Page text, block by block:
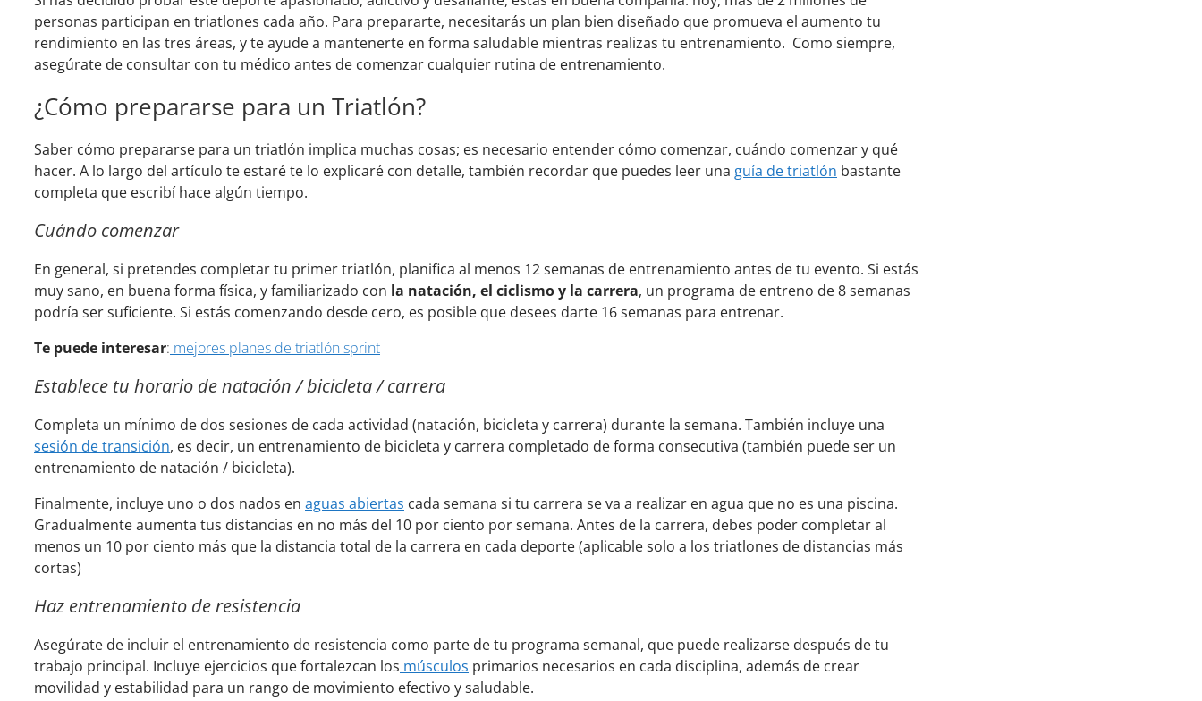
personas participan en triatlones cada año. Para prepararte, necesitarás un plan bien diseñado que promueva el aumento tu
rendimiento en las tres áreas, y te ayude a mantenerte en forma saludable mientras realizas tu entrenamiento. Como siempre,
asegúrate de consultar con tu médico antes de comenzar cualquier rutina de entrenamiento.
¿Cómo prepararse para un Triatlón?
Saber cómo prepararse para un triatlón implica muchas cosas; es necesario entender cómo comenzar, cuándo comenzar y qué
hacer. A lo largo del artículo te estaré te lo explicaré con detalle, también recordar que puedes leer una guía de triatlón bastante
completa que escribí hace algún tiempo.
Cuándo comenzar
En general, si pretendes completar tu primer triatlón, planifica al menos 12 semanas de entrenamiento antes de tu evento. Si estás
muy sano, en buena forma física, y familiarizado con la natación, el ciclismo y la carrera, un programa de entreno de 8 semanas
podría ser suficiente. Si estás comenzando desde cero, es posible que desees darte 16 semanas para entrenar.
Te puede interesar: mejores planes de triatlón sprint
Establece tu horario de natación / bicicleta / carrera
Completa un mínimo de dos sesiones de cada actividad (natación, bicicleta y carrera) durante la semana. También incluye una
sesión de transición, es decir, un entrenamiento de bicicleta y carrera completado de forma consecutiva (también puede ser un
entrenamiento de natación / bicicleta).
Finalmente, incluye uno o dos nados en aguas abiertas cada semana si tu carrera se va a realizar en agua que no es una piscina.
Gradualmente aumenta tus distancias en no más del 10 por ciento por semana. Antes de la carrera, debes poder completar al
menos un 10 por ciento más que la distancia total de la carrera en cada deporte (aplicable solo a los triatlones de distancias más
cortas)
Haz entrenamiento de resistencia
Asegúrate de incluir el entrenamiento de resistencia como parte de tu programa semanal, que puede realizarse después de tu
trabajo principal. Incluye ejercicios que fortalezcan los músculos primarios necesarios en cada disciplina, además de crear
movilidad y estabilidad para un rango de movimiento efectivo y saludable.